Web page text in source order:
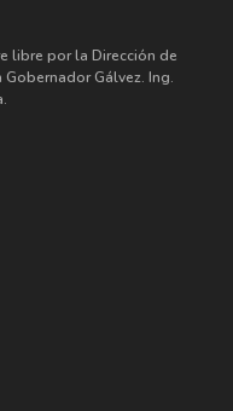
libre por la Dirección de
Gálvez. Ing.